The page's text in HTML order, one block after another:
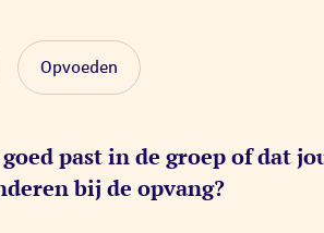
Opvoeden
past in de groep of dat
bij de opvang?